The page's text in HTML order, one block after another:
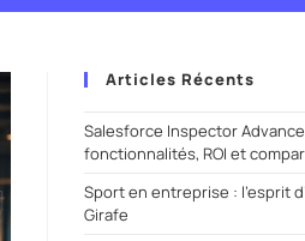
Articles Récents
Salesforce Inspector
fonctionnalités, ROI et
Sport en entreprise : l’esprit
Girafe